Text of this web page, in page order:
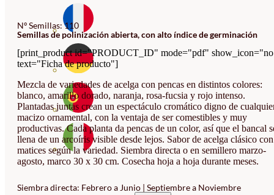
Nº Semillas: 110
Semillas de polinización abierta, con alto índice de germinación
[print_product id="PRODUCT_ID" mode="pdf"
text="Ficha de producto"]
Mezcla de variedades de acelga con pencas en distintos colores:
blanco, amarillo dorado, naranja, rosa-fucsia y rojo intenso.
Plantadas juntas crean un espectáculo cromático digno de
macizo ornamental, con la ventaja de ser comestibles y muy
productivas. Cada planta da pencas de un color, así que el bancal
llena de un arcoíris visible desde lejos. Sabor de acelga clásico con
matices según la variedad. Siembra directa o en semillero marzo-
agosto, marco 30 x 30 cm. Cosecha hoja a hoja durante meses.
Siembra directa: Febrero a Junio | Septiembre a Noviembre